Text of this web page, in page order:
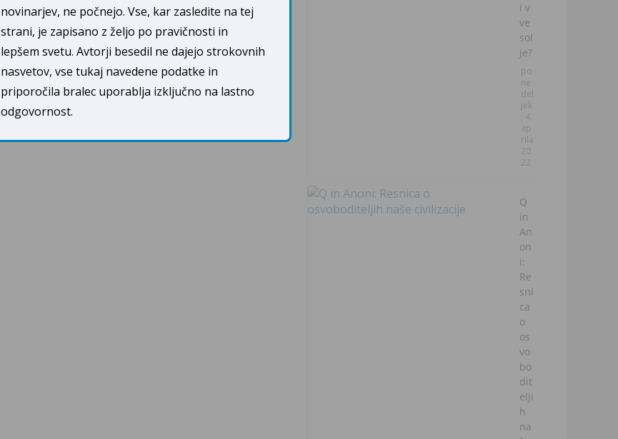
i v
ve
sol
je?
po
ne
del
jek
, 4.
ap
rila
20
22
Q
in
An
on
i:
Re
sni
ca
o
os
vo
bo
dit
elji
h
na
novinarjev, ne počnejo. Vse, kar zasledite na tej
strani, je zapisano z željo po pravičnosti in
lepšem svetu. Avtorji besedil ne dajejo strokovnih
nasvetov, vse tukaj navedene podatke in
priporočila bralec uporablja izključno na lastno
odgovornost.